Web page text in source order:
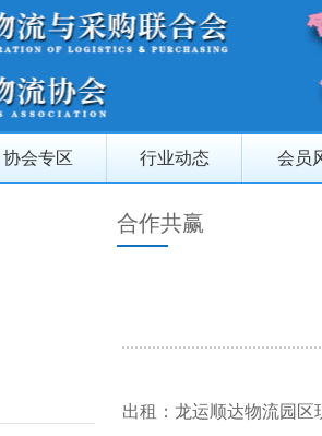
协会专区 行业动态 会员
合作共赢
出租：龙运顺达物流园区